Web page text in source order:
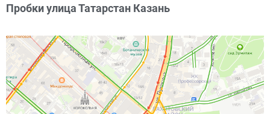
Пробки улица Татарстан Казань